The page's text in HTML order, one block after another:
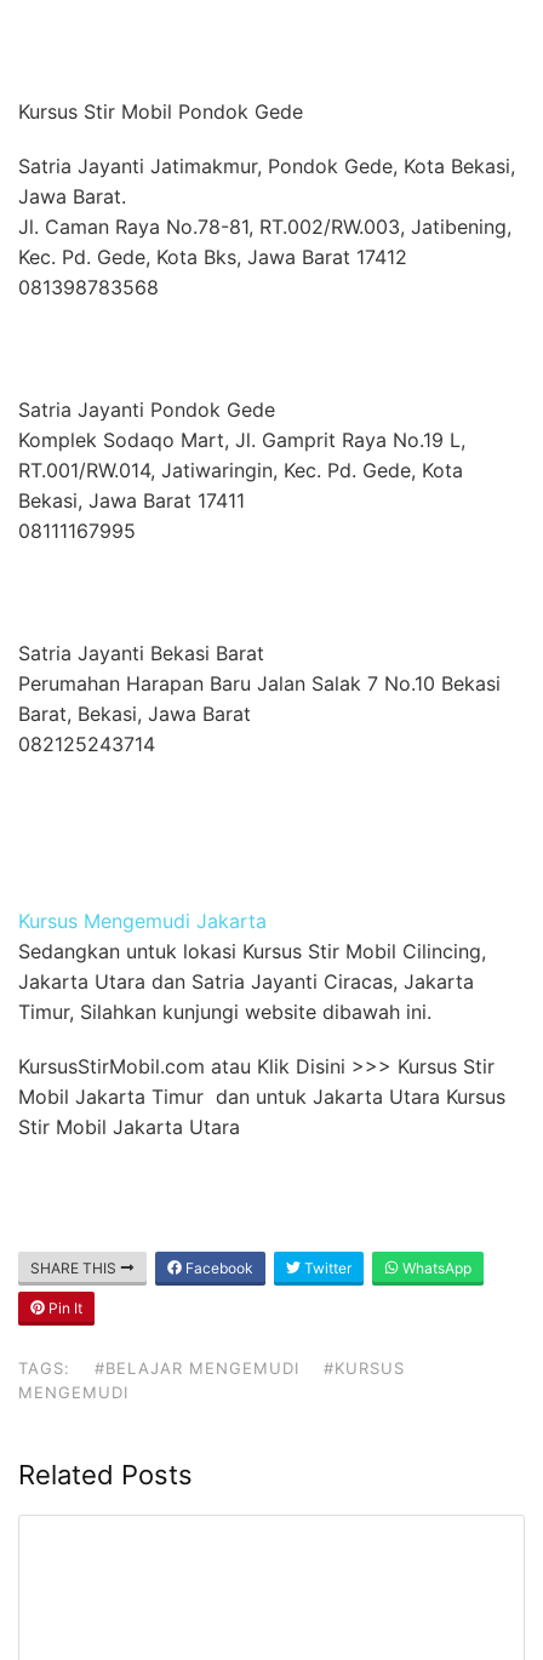
Kursus Stir Mobil Pondok Gede
Satria Jayanti Jatimakmur, Pondok Gede, Kota Bekasi,
Jawa Barat.
Jl. Caman Raya No.78-81, RT.002/RW.003, Jatibening,
Kec. Pd. Gede, Kota Bks, Jawa Barat 17412
081398783568
Satria Jayanti Pondok Gede
Komplek Sodaqo Mart, Jl. Gamprit Raya No.19 L,
RT.001/RW.014, Jatiwaringin, Kec. Pd. Gede, Kota
Bekasi, Jawa Barat 17411
08111167995
Satria Jayanti Bekasi Barat
Perumahan Harapan Baru Jalan Salak 7 No.10 Bekasi
Barat, Bekasi, Jawa Barat
082125243714
Kursus Mengemudi Jakarta
Sedangkan untuk lokasi Kursus Stir Mobil Cilincing,
Jakarta Utara dan Satria Jayanti Ciracas, Jakarta
Timur, Silahkan kunjungi website dibawah ini.
KursusStirMobil.com atau Klik Disini >>> Kursus Stir
Mobil Jakarta Timur dan untuk Jakarta Utara Kursus
Stir Mobil Jakarta Utara
SHARE THIS Facebook Twitter WhatsApp
Pin It
TAGS: #BELAJAR MENGEMUDI
#KURSUS
MENGEMUDI
Related Posts